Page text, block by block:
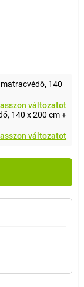
140
változatot
140 x 200 cm +
változatot